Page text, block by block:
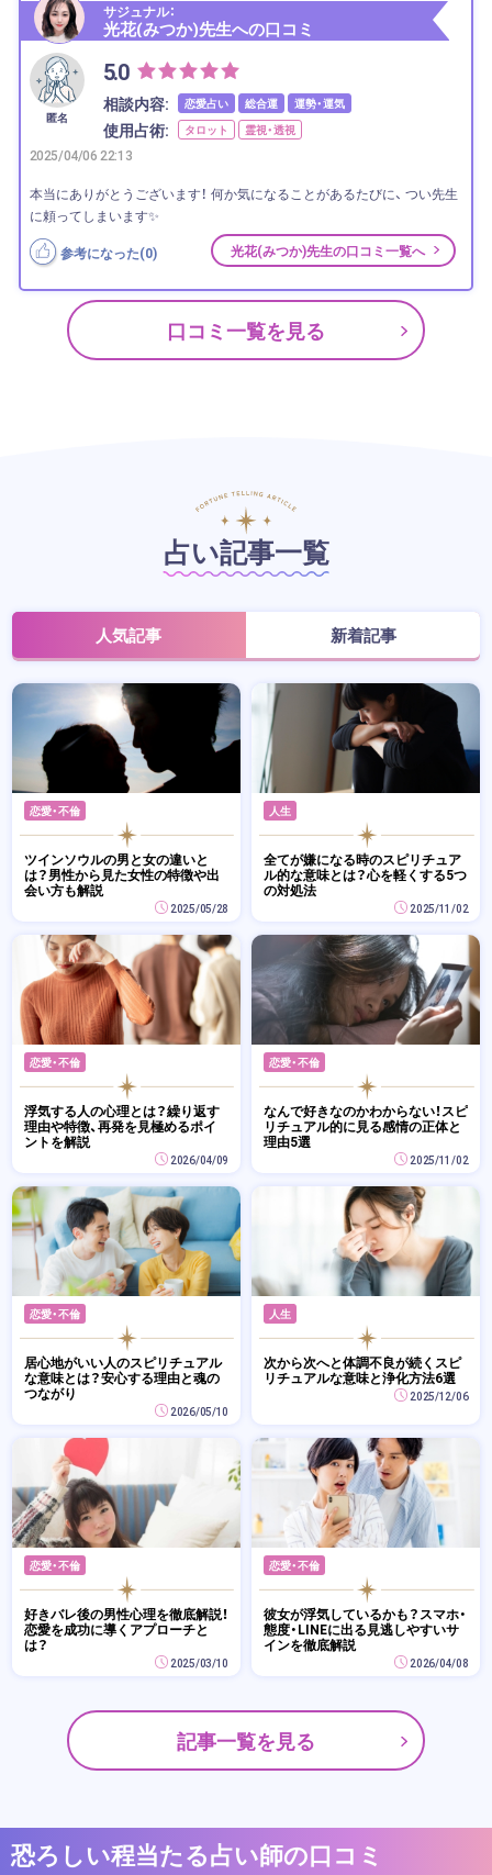
サジュナル：
光花(みつか)先生への口コミ
匿名
5.0
相談内容: 恋愛占い 総合運 運勢・運気
使用占術: タロット 霊視・透視
2025/04/06 22:13
本当にありがとうございます！ 何か気になることがあるたびに、 つい先生
に頼ってしまいます✨
参考になった(0) 光花(みつか)先生の口コミ一覧へ
口コミ一覧を見る
占い記事一覧
人気記事 新着記事
恋愛・不倫
ツインソウルの男と女の違いと
は？男性から見た女性の特徴や出
会い方も解説
2025/05/28
人生
全てが嫌になる時のスピリチュア
ル的な意味とは？心を軽くする5つ
の対処法
2025/11/02
恋愛・不倫
浮気する人の心理とは？繰り返す
理由や特徴、再発を見極めるポイ
ントを解説
2026/04/09
恋愛・不倫
なんで好きなのかわからない！スピ
リチュアル的に見る感情の正体と
理由5選
2025/11/02
恋愛・不倫
居心地がいい人のスピリチュアル
な意味とは？安心する理由と魂の
つながり
2026/05/10
人生
次から次へと体調不良が続くスピ
リチュアルな意味と浄化方法6選
2025/12/06
恋愛・不倫
好きバレ後の男性心理を徹底解説！
恋愛を成功に導くアプローチと
は？
2025/03/10
恋愛・不倫
彼女が浮気しているかも？スマホ・
態度・LINEに出る見逃しやすいサ
インを徹底解説
2026/04/08
記事一覧を見る
恐ろしい程当たる占い師の口コミ